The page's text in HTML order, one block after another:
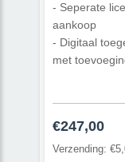
- Seperate
aankoop
- Digitaal
met
€247,00
Verzending: